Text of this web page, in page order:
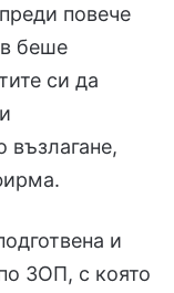
повече
беше
си да
възлагане,
и
ЗОП, с която